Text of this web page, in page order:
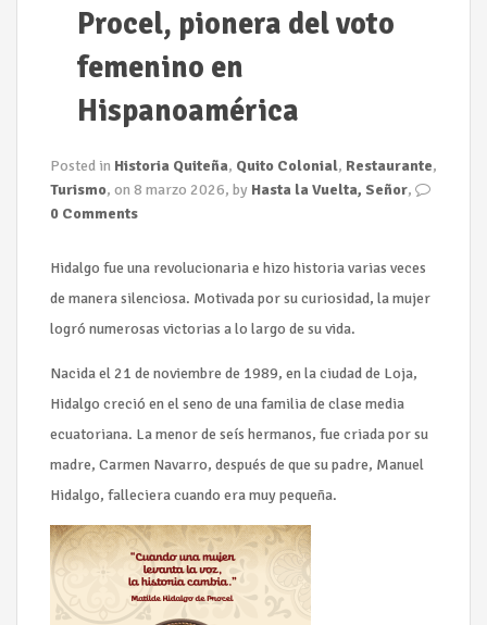
Procel, pionera del voto
femenino en
Hispanoamérica
Posted in Historia Quiteña, Quito Colonial, Restaurante,
Turismo, on 8 marzo 2026, by Hasta la Vuelta, Señor,
0 Comments
Hidalgo fue una revolucionaria e hizo historia varias veces
de manera silenciosa. Motivada por su curiosidad, la mujer
logró numerosas victorias a lo largo de su vida.
Nacida el 21 de noviembre de 1989, en la ciudad de Loja,
Hidalgo creció en el seno de una familia de clase media
ecuatoriana. La menor de seís hermanos, fue criada por su
madre, Carmen Navarro, después de que su padre, Manuel
Hidalgo, falleciera cuando era muy pequeña.